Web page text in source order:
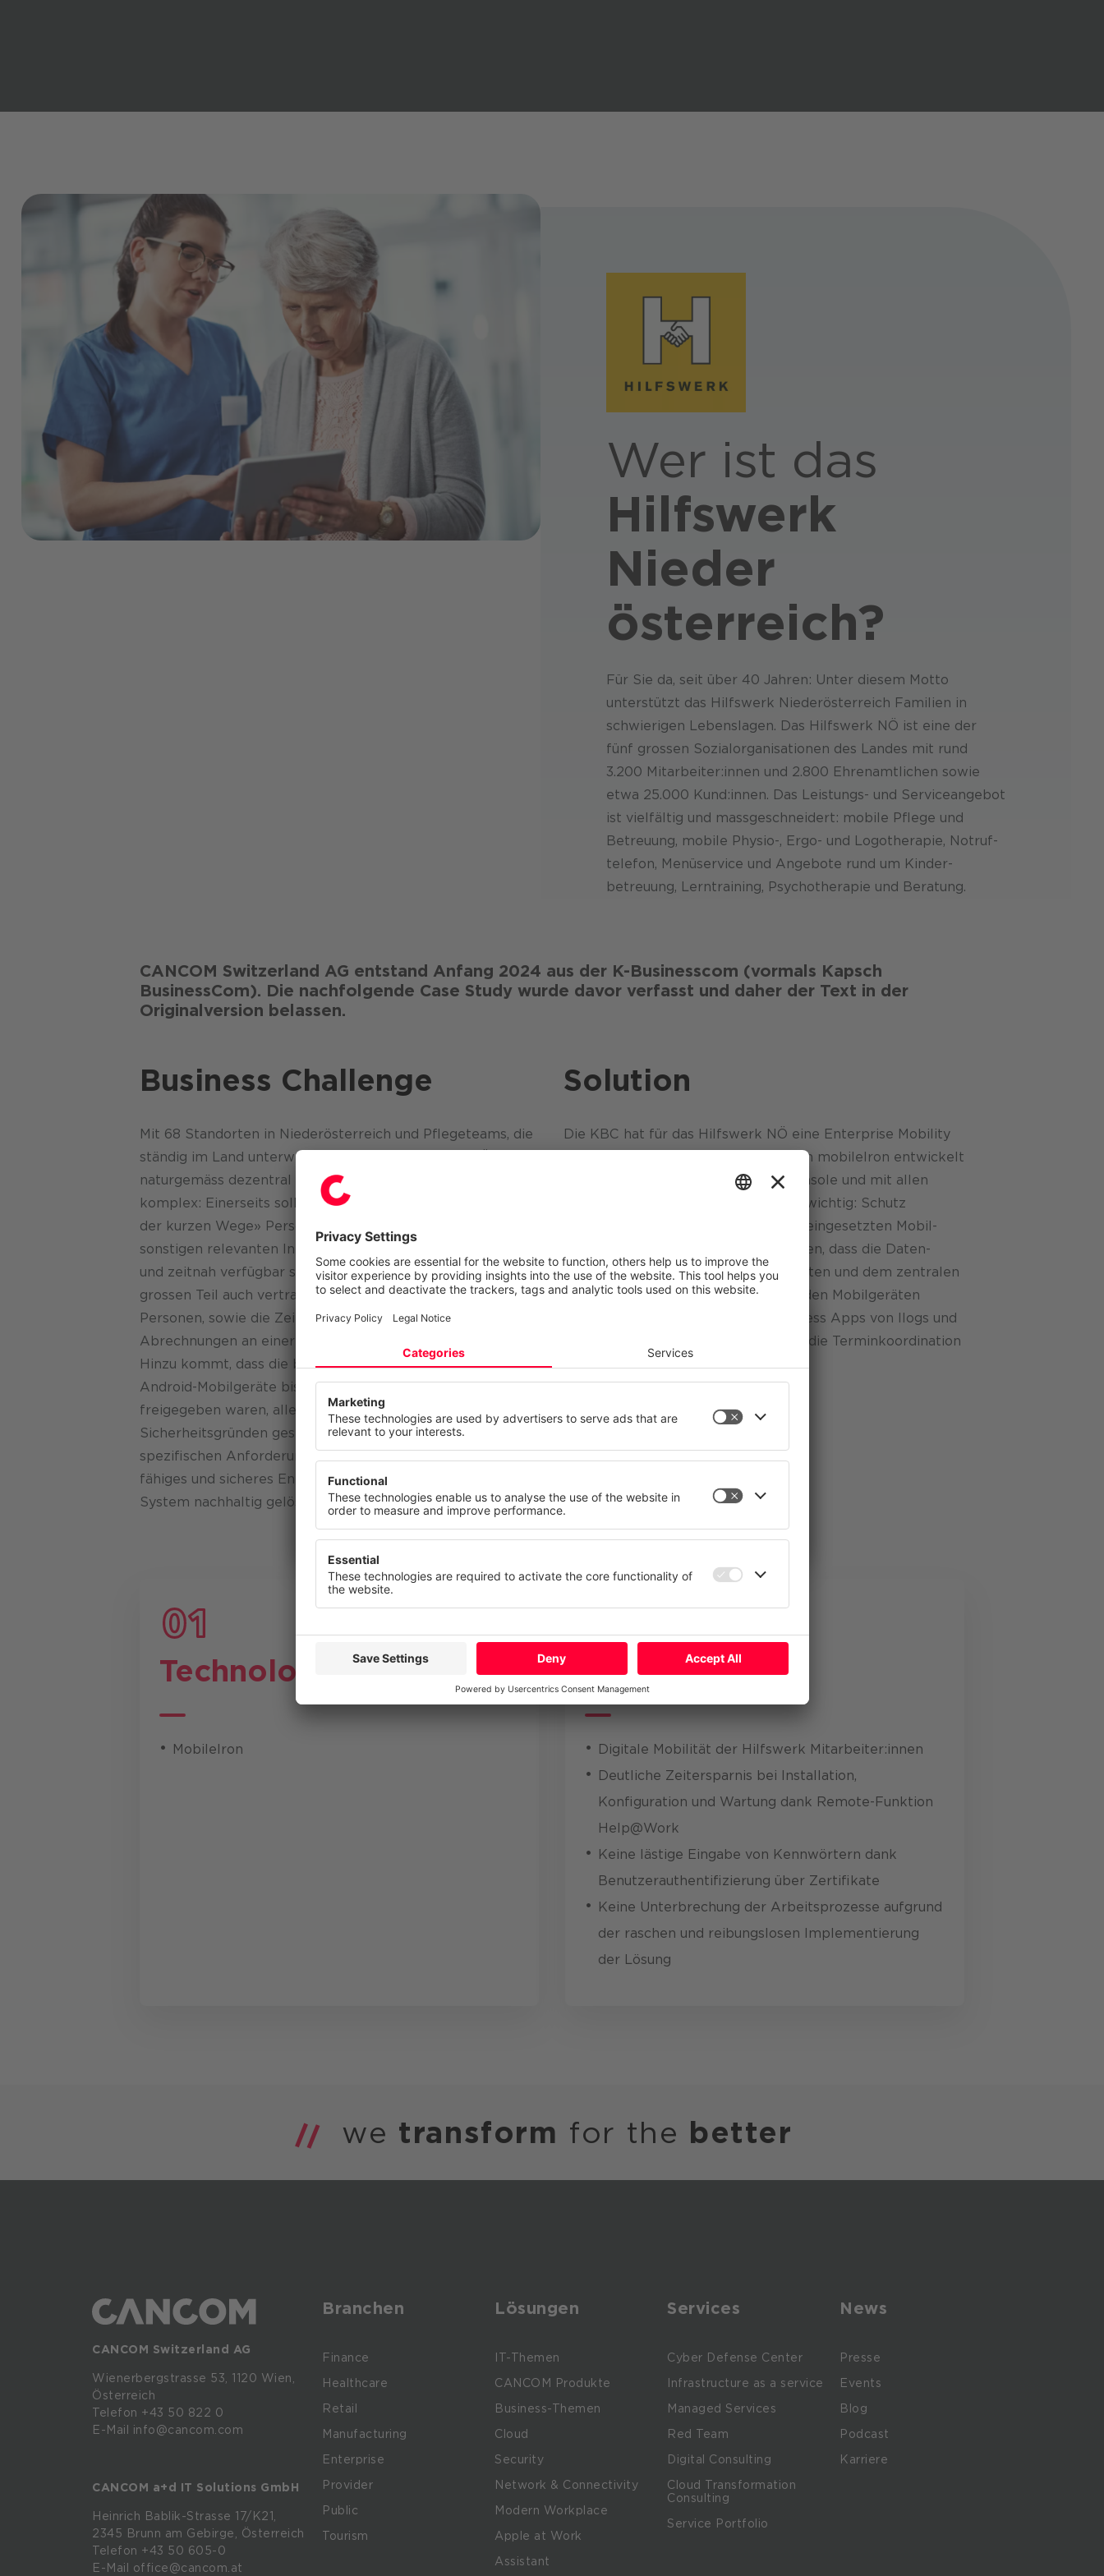
Wer ist das
Hilfswerk
Nieder
österreich?
Für Sie da, seit über 40 Jahren: Unter diesem Motto
unterstützt das Hilfswerk Niederösterreich Familien in
schwierigen Lebens­lagen. Das Hilfswerk NÖ ist eine der
fünf grossen Sozial­organisationen des Landes mit rund
3.200 Mitarbeiter:innen und 2.800 Ehren­amtlichen sowie
etwa 25.000 Kund:innen. Das Leistungs- und Service­angebot
ist vielfältig und mass­geschneidert: mobile Pflege und
Betreuung, mobile Physio-, Ergo- und Logotherapie, Notruf­
telefon, Menü­service und Angebote rund um Kinder­
betreuung, Lern­training, Psycho­therapie und Beratung.
CANCOM Switzerland AG entstand Anfang 2024 aus der K-Businesscom (vormals Kapsch
BusinessCom). Die nachfolgende Case Study wurde davor verfasst und daher der Text in der
Originalversion belassen.
Business Challenge
Mit 68 Standorten in Niederösterreich und Pflege­teams, die
ständig im Land unterwegs sind, ist das Hilfswerk NÖ
naturgemäss dezentral organisiert. Das Management ist
komplex: Einerseits sollen im Sinne einer «Dienst­leistung
der kurzen Wege» Personen- und Leistungs­daten und alle
sonstigen relevanten Informationen vor Ort erfasst werden
und zeitnah verfügbar sein. Zugleich müssen die zum
grossen Teil auch vertraulichen Daten der zu betreuenden
Personen, sowie die Zeit- und Arbeits­pläne und
Abrechnungen an einer zentralen Stelle zusammenlaufen.
Hinzu kommt, dass die beim Hilfswerk NÖ eingesetzten
Android-Mobilgeräte bis dato nur zum Telefonieren
freigegeben waren, alle anderen Funktionen waren aus
Sicherheits­gründen gesperrt. Alles in allem können diese
spezifischen Anforderungen nur über ein hoch­leistungs­
fähiges und sicheres Enterprise Mobility Management-
System nachhaltig gelöst werden.
Solution
Die KBC hat für das Hilfswerk NÖ eine Enterprise Mobility
Management-Lösung des Spezialisten mobilelron entwickelt
und realisiert. Über eine zentrale Konsole und mit allen
notwendigen Sicherheits-Features – wichtig: Schutz
vertraulicher Daten – lassen sich die eingesetzten Mobil­
geräte und Applikationen so verwalten, dass die Daten­
übertragung zwischen den Mobil­geräten und dem zentralen
Rechen­zentrum sowie die Apps auf den Mobil­geräten
zuverlässig ablaufen. Spezielle Business Apps von Ilogs und
Connect Communication erleichtern die Termin­koordination
und die Zeit- und Leistungs­erfassung..
Technologie
MobileIron
Value
Digitale Mobilität der Hilfswerk Mitarbeiter:innen
Deutliche Zeit­ersparnis bei Installation,
Konfiguration und Wartung dank Remote-Funktion
Help@Work
Keine lästige Eingabe von Kennwörtern dank
Benutzer­authentifizierung über Zertifikate
Keine Unterbrechung der Arbeits­prozesse aufgrund
der raschen und reibungslosen Implementierung
der Lösung
we transform for the better
CANCOM Switzerland AG
Wienerbergstrasse 53, 1120 Wien,
Österreich
Telefon +43 50 822 0
E-Mail info@cancom.com
CANCOM a+d IT Solutions GmbH
Heinrich Bablik-Strasse 17/K21,
2345 Brunn am Gebirge, Österreich
Telefon +43 50 605-0
E-Mail office@cancom.at
Branchen
Finance
Healthcare
Retail
Manufacturing
Enterprise
Provider
Public
Tourism
Lösungen
IT-Themen
CANCOM Produkte
Business-Themen
Cloud
Security
Network & Connectivity
Modern Workplace
Apple at Work
Assistant
Services
Cyber Defense Center
Infrastructure as a service
Managed Services
Red Team
Digital Consulting
Cloud Transformation
Consulting
Service Portfolio
News
Presse
Events
Blog
Podcast
Karriere
Wir respektieren Ihre Privatsphäre
Diese Website verwendet Cookies und ähnliche Technologien, um unsere Dienste
anzubieten, stetig zu verbessern und Werbung entsprechend Ihrer Interessen
anzuzeigen. Ihre Einwilligung können Sie jederzeit mit Wirkung für die Zukunft
DatenschutzImpressum
Mehr Ablehnen